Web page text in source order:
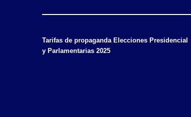
Tarifas de propaganda Elecciones Presidencial
y Parlamentarias 2025